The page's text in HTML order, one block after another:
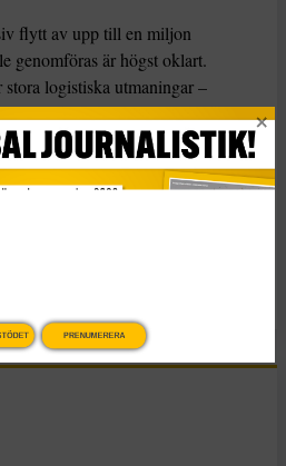
flytt av upp till en miljon
genomföras är högst oklart.
logistiska utmaningar –
en egen flygplats och
Israel och Egypten.
PRENUMERERA